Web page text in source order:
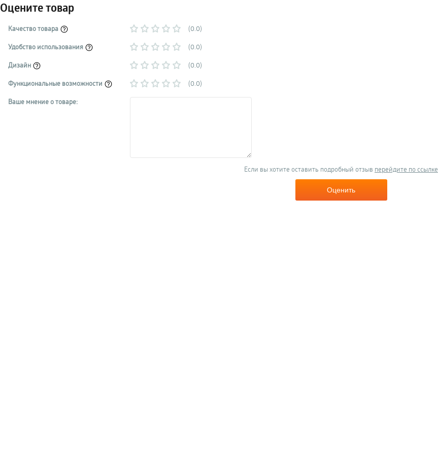
Оцените товар
Качество товара
(0.0)
Удобство использования
(0.0)
Дизайн
(0.0)
Функциональные возможности
(0.0)
Ваше мнение о товаре:
Если вы хотите оставить подробный отзыв перейдите по ссылке
Оценить